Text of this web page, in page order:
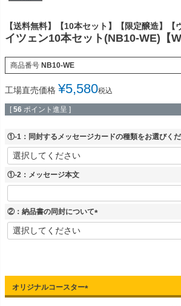
【送料無料】【10本セット】【限定醸造】【
イツェン10本セット(NB10-WE)【
商品番号 NB10-WE
工場直売価格 ¥5,580税込
[ 56 ポイント進呈 ]
①-1：同封するメッセージカードの種類をお選びく
①-2：メッセージ本文
②：納品書の同封について
(
オリジナルコースター
(